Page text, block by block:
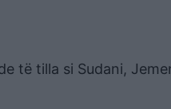
të tilla si Sudani,